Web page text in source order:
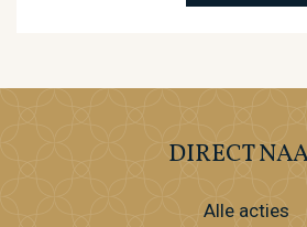
DIRECT
Alle acties